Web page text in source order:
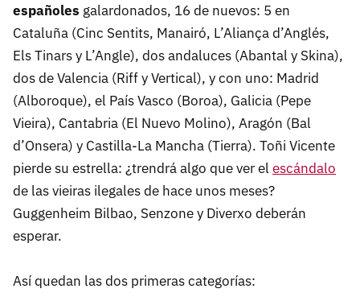
españoles galardonados, 16 de nuevos: 5 en
Cataluña (Cinc Sentits, Manairó, L’Aliança d’Anglés,
Els Tinars y L’Angle), dos andaluces (Abantal y Skina),
dos de Valencia (Riff y Vertical), y con uno: Madrid
(Alboroque), el País Vasco (Boroa), Galicia (Pepe
Vieira), Cantabria (El Nuevo Molino), Aragón (Bal
d’Onsera) y Castilla-La Mancha (Tierra). Toñi Vicente
pierde su estrella: ¿trendrá algo que ver el escándalo
de las vieiras ilegales de hace unos meses?
Guggenheim Bilbao, Senzone y Diverxo deberán
esperar.
Así quedan las dos primeras categorías: